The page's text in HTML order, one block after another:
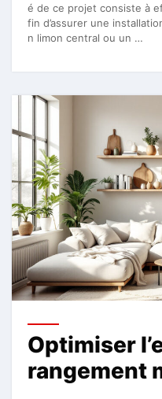
é de ce projet consiste à
fin d’assurer une
n limon central ou un …
Optimiser
rangement